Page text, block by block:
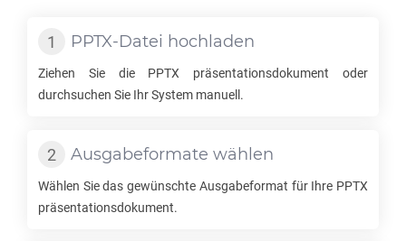
PPTX-Datei hochladen
Ziehen Sie die PPTX präsentationsdokument oder
durchsuchen Sie Ihr System manuell.
Ausgabeformate wählen
Wählen Sie das gewünschte Ausgabeformat für Ihre PPTX
präsentationsdokument.